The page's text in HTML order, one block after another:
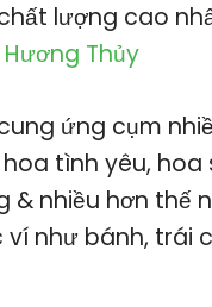
lượng cao
Thủy
ứng cụm
tình yêu,
& nhiều hơn thế
ví như bánh, trái